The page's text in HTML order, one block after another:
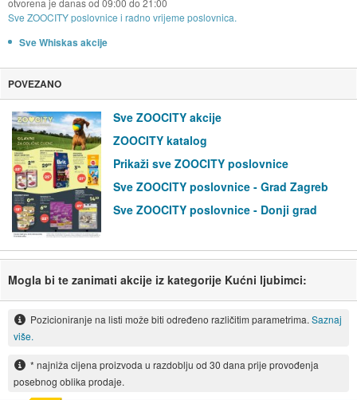
otvorena je danas od 09:00 do 21:00
Sve ZOOCITY poslovnice i radno vrijeme poslovnica.
Sve Whiskas akcije
POVEZANO
Sve ZOOCITY akcije
ZOOCITY katalog
Prikaži sve ZOOCITY poslovnice
Sve ZOOCITY poslovnice - Grad Zagreb
Sve ZOOCITY poslovnice - Donji grad
Mogla bi te zanimati akcije iz kategorije Kućni ljubimci:
Pozicioniranje na listi može biti određeno različitim parametrima. Saznaj
više.
* najniža cijena proizvoda u razdoblju od 30 dana prije provođenja
posebnog oblika prodaje.